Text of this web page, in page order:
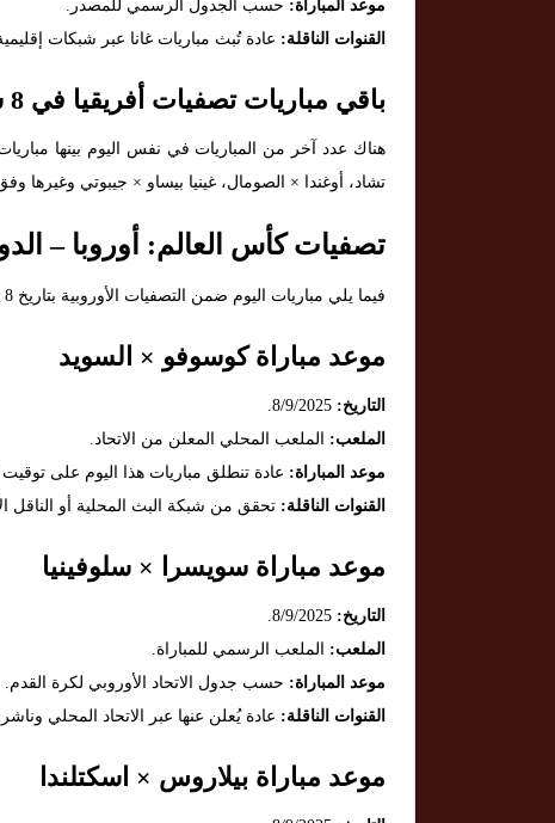
موعد المباراة: حسب الجدول الرسمي للمصدر.
القنوات الناقلة: عادة تُبث مباريات غانا عبر شبكات
باقي مباريات تصفيات أفريقيا في 8 سبتمبر 2025
هناك عدد آخر من المباريات في نفس اليوم بينها
تشاد، أوغندا × الصومال، غينيا بيساو × جيبوتي وغيرها
تصفيات كأس العالم: أوروبا – الدوري – 8
فيما يلي مباريات اليوم ضمن التصفيات الأوروبية بتاريخ 8 سبتمبر 2025.
موعد مباراة كوسوفو × السويد
التاريخ:
الملعب: الملعب المحلي المعلن من الاتحاد.
موعد المباراة: عادة تنطلق مباريات هذا اليوم على
القنوات الناقلة: تحقق من شبكة البث المحلية أو الناقل
موعد مباراة سويسرا × سلوفينيا
التاريخ:
الملعب: الملعب الرسمي للمباراة.
موعد المباراة: حسب جدول الاتحاد الأوروبي لكرة القدم.
القنوات الناقلة: عادة يُعلن عنها عبر الاتحاد المحلي
موعد مباراة بيلاروس × اسكتلندا